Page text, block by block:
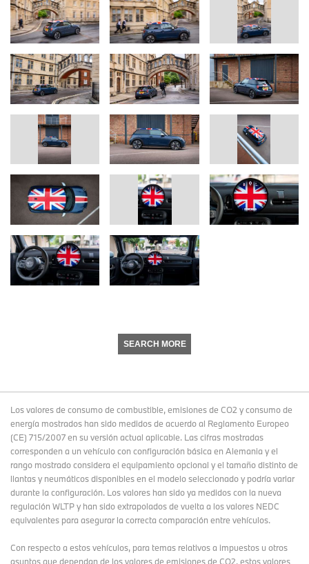
SEARCH MORE
Los valores de consumo de combustible, emisiones de CO2 y consumo de
energía mostrados han sido medidos de acuerdo al Reglamento Europeo
(CE) 715/2007 en su versión actual aplicable. Las cifras mostradas
corresponden a un vehículo con configuración básica en Alemania y el
rango mostrado considera el equipamiento opcional y el tamaño distinto de
llantas y neumáticos disponibles en el modelo seleccionado y podría variar
durante la configuración. Los valores han sido ya medidos con la nueva
regulación WLTP y han sido extrapolados de vuelta a los valores NEDC
equivalentes para asegurar la correcta comparación entre vehículos.
Con respecto a estos vehículos, para temas relativos a impuestos u otros
asuntos que dependan de los valores de emisiones de CO2, estos valores